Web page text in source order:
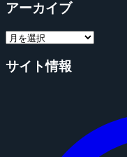
アーカイブ
サイト情報